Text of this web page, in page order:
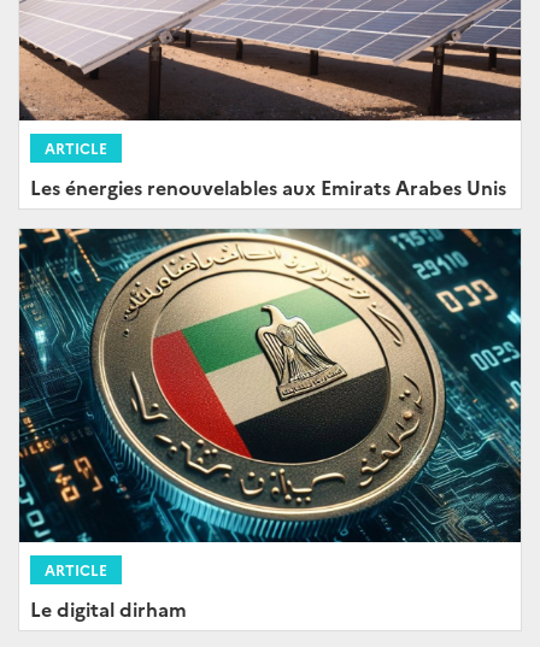
ARTICLE
Les énergies renouvelables aux Emirats Arabes Unis
ARTICLE
Le digital dirham